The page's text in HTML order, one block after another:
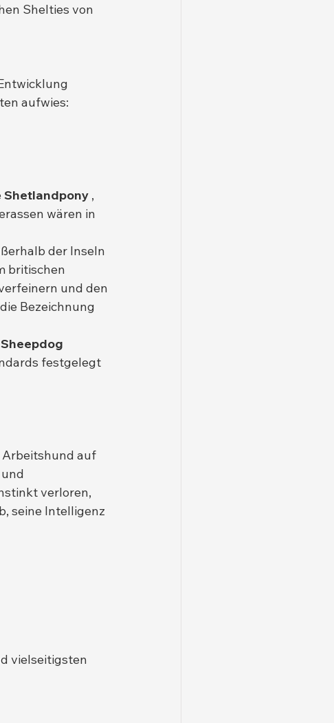
Shelties von
aufwies:
Shetlandpony ,
wären in
der Inseln
britischen
und den
Bezeichnung
festgelegt
Arbeitshund auf
verloren,
seine Intelligenz
vielseitigsten